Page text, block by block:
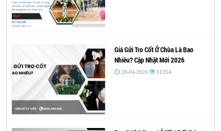
Giá Gửi Tro Cốt Ở Chùa Là Bao
Nhiêu? Cập Nhật Mới 2026
28-04-2026 11354